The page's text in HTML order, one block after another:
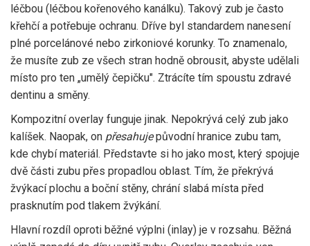
léčbou (léčbou kořenového kanálku). Takový zub je často
křehčí a potřebuje ochranu. Dříve byl standardem nanesení
plné porcelánové nebo zirkoniové korunky. To znamenalo,
že musíte zub ze všech stran hodně obrousit, abyste udělali
místo pro ten „umělý čepičku". Ztrácíte tím spoustu zdravé
dentinu a směny.
Kompozitní overlay funguje jinak. Nepokrývá celý zub jako
kalíšek. Naopak, on přesahujepůvodní hranice zubu tam,
kde chybí materiál. Představte si ho jako most, který spojuje
dvě části zubu přes propadlou oblast. Tím, že překrývá
žvýkací plochu a boční stěny, chrání slabá místa před
prasknutím pod tlakem žvýkání.
Hlavní rozdíl oproti běžné výplni (inlay) je v rozsahu. Běžná